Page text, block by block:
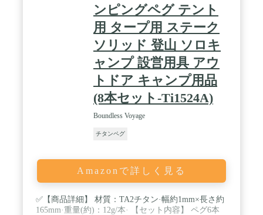
ンピングペグ テント
用 タープ用 ステーク
ソリッド 登山 ソロキ
ャンプ 設営用具 アウ
トドア キャンプ用品
(8本セット-Ti1524A)
Boundless Voyage
チタンペグ
Amazonで詳しく見る
✅【商品詳細】 材質：TA2チタン·幅約1mm×長さ約
165mm·重量(約)：12g/本· 【セット内容】 ペグ6本